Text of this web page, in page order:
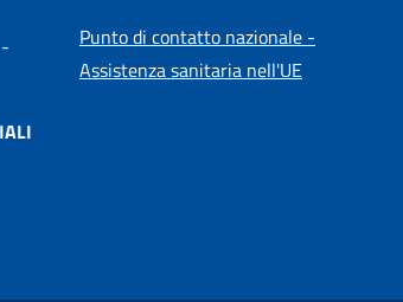
Punto di contatto nazionale -
Assistenza sanitaria nell'UE